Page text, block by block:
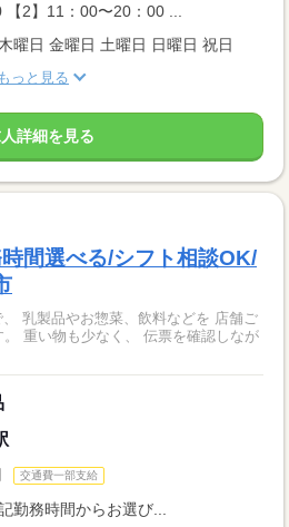
【2】11：00〜20：00 ...
曜日 金曜日 土曜日 日曜日 祝日
もっと見る
詳細を見る
間選べる/シフト相談OK/
が
交通費一部支給
勤務時間からお選び...